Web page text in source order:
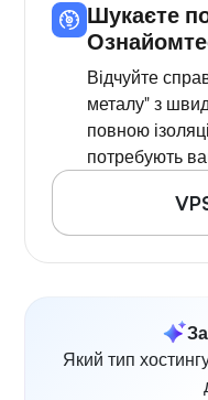
Шукаєте
Відчуйте
металу" з
повною
потребують
Який тип